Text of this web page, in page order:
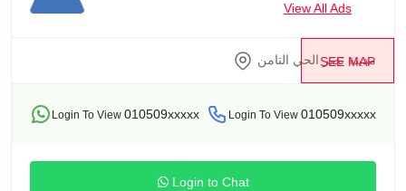
View All Ads
SEE MAP
مدينة نصر الحي التامن
Login To View 010509xxxxx Login To View 010509xxxxx
Login to Chat